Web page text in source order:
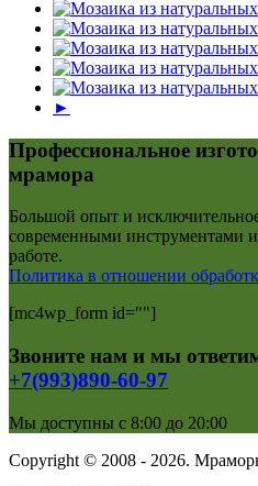
►
Профессиональное
мрамора
Большой опыт и
современными инструментами
работе.
Политика в отношении
[mc4wp_form id=""]
Звоните нам и мы
+7(993)890-60-97
Мы доступны с 8:00 до 20:00
Copyright © 2008 - 2026.